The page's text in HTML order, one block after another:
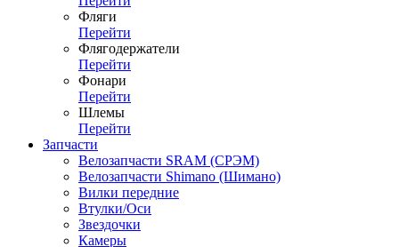
Фляги
Перейти
Флягодержатели
Перейти
Фонари
Перейти
Шлемы
Перейти
Запчасти
Велозапчасти SRAM (СРЭМ)
Велозапчасти Shimano (Шимано)
Вилки передние
Втулки/Оси
Звездочки
Камеры